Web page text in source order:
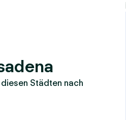
Städten nach